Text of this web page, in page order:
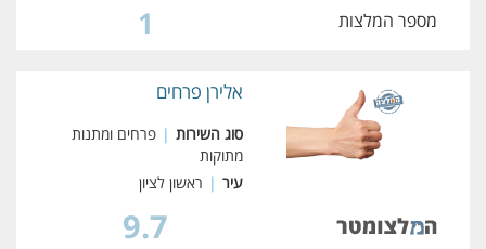
מספר המלצות 1
אלירן פרחים
סוג השירות | פרחים ומתנות
מתוקות
עיר | ראשון לציון
9.7